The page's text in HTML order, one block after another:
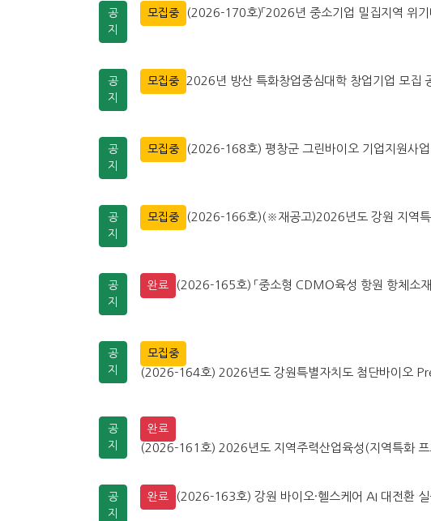
공
지
모집중 (2026-170호)「2026년 중소기업 밀집지역 위
공
지
모집중 2026년 방산 특화창업중심대학 창업기업 모집
공
지
모집중 (2026-168호) 평창군 그린바이오 기업지원사
공
지
모집중 (2026-166호)(※재공고)2026년도 강원 지역특
공
지
완료 (2026-165호) 「중소형 CDMO육성 항원 항체소
공
지
모집중
(2026-164호) 2026년도 강원특별자치도 첨단바이오
공
지
완료
(2026-161호) 2026년도 지역주력산업육성(지역특화
공
지
완료 (2026-163호) 강원 바이오·헬스케어 AI 대전환